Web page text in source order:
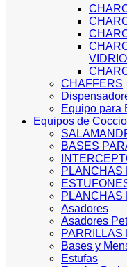
VIDRIO
CHAFFERS
Equipo para
Equipos de
BASES
PLANCHAS
PLANCHAS
Asadores
Asadores
PARRILLAS
Bases y
Estufas